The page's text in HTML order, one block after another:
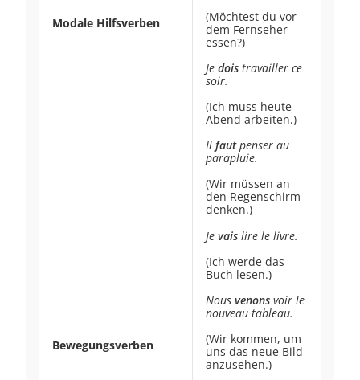
Modale Hilfsverben
(Möchtest du vor
dem Fernseher
essen?)
Je dois travailler ce
soir.
(Ich muss heute
Abend arbeiten.)
Il fautpenser au
parapluie.
(Wir müssen an
den Regenschirm
denken.)
Bewegungsverben
Je vais lire le livre.
(Ich werde das
Buch lesen.)
Nous venons voir le
nouveau tableau.
(Wir kommen, um
uns das neue Bild
anzusehen.)